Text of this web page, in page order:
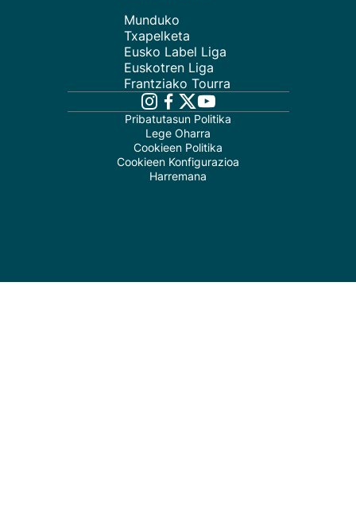
Munduko
Txapelketa
Eusko Label Liga
Euskotren Liga
Frantziako Tourra
Pribatutasun Politika
Lege Oharra
Cookieen Politika
Cookieen Konfigurazioa
Harremana